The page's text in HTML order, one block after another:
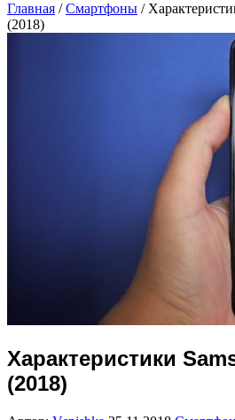
Главная /Смартфоны /
(2018)
Характеристики
(2018)